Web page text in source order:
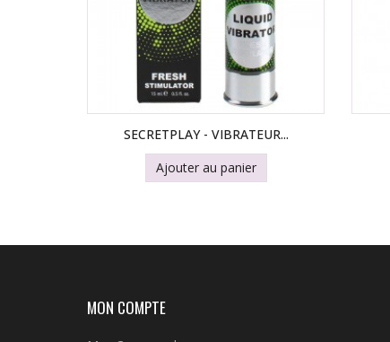
SECRETPLAY - VIBRATEUR...
Ajouter au panier
MON COMPTE